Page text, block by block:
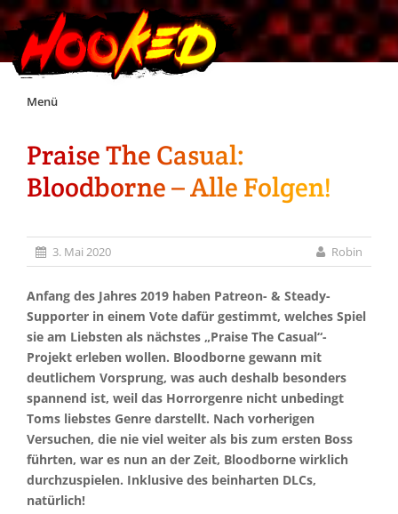
Skip
Menü
Unterstützt Hooked!
Impressum
Discord
Praise The Casual:
Bloodborne – Alle Folgen!
3. Mai 2020 Robin
Anfang des Jahres 2019 haben Patreon- & Steady-
Supporter in einem Vote dafür gestimmt, welches Spiel
sie am Liebsten als nächstes „Praise The Casual“-
Projekt erleben wollen. Bloodborne gewann mit
deutlichem Vorsprung, was auch deshalb besonders
spannend ist, weil das Horrorgenre nicht unbedingt
Toms liebstes Genre darstellt. Nach vorherigen
Versuchen, die nie viel weiter als bis zum ersten Boss
führten, war es nun an der Zeit, Bloodborne wirklich
durchzuspielen. Inklusive des beinharten DLCs,
natürlich!